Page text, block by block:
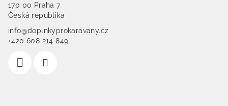
170 00 Praha 7
Česká republika
info@doplnkyprokaravany.cz
+420 608 214 849